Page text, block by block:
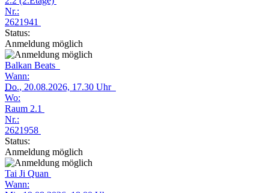
Nr.:
2621941
Status:
Anmeldung möglich
Balkan Beats
Wann:
Do., 20.08.2026, 17.30 Uhr
Wo:
Raum 2.1
Nr.:
2621958
Status:
Anmeldung möglich
Tai Ji Quan
Wann: